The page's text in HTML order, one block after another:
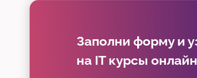
Заполни форму и
на IT курсы онлайн